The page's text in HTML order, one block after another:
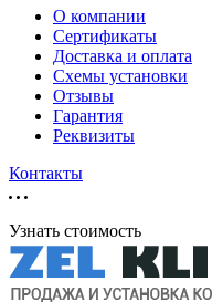
О компании
Сертификаты
Доставка и оплата
Схемы установки
Отзывы
Гарантия
Реквизиты
Контакты
Узнать стоимость